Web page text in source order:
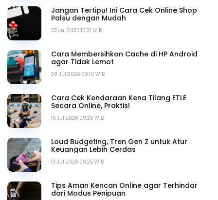
22 Jul 2026 10.31 WIB
Jangan Tertipu! Ini Cara Cek Online Shop
Palsu dengan Mudah
20 Jul 2026 09.10 WIB
Cara Membersihkan Cache di HP Android
agar Tidak Lemot
16 Jul 2026 09.23 WIB
Cara Cek Kendaraan Kena Tilang ETLE
Secara Online, Praktis!
13 Jul 2026 09.25 WIB
Loud Budgeting, Tren Gen Z untuk Atur
Keuangan Lebih Cerdas
Tips Aman Kencan Online agar Terhindar
dari Modus Penipuan